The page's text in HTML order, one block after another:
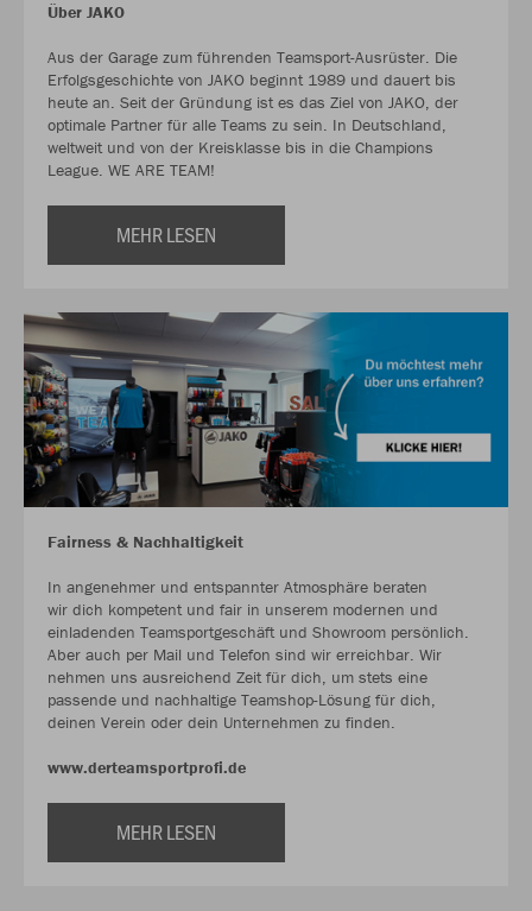
Über JAKO
Aus der Garage zum führenden Teamsport-Ausrüster. Die
Erfolgsgeschichte von JAKO beginnt 1989 und dauert bis
heute an. Seit der Gründung ist es das Ziel von JAKO, der
optimale Partner für alle Teams zu sein. In Deutschland,
weltweit und von der Kreisklasse bis in die Champions
League. WE ARE TEAM!
MEHR LESEN
Fairness & Nachhaltigkeit
In angenehmer und entspannter Atmosphäre beraten
wir dich kompetent und fair in unserem modernen und
einladenden Teamsportgeschäft und Showroom persönlich.
Aber auch per Mail und Telefon sind wir erreichbar. Wir
nehmen uns ausreichend Zeit für dich, um stets eine
passende und nachhaltige Teamshop-Lösung für dich,
deinen Verein oder dein Unternehmen zu finden.
www.derteamsportprofi.de
MEHR LESEN